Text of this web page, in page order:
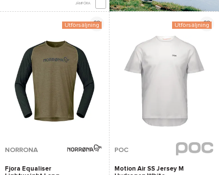
JÄMFÖRA
*Se villkor
Utförsäljning
NORRONA
Fjora Equaliser
Utförsäljning
POC
Motion Air SS Jersey M